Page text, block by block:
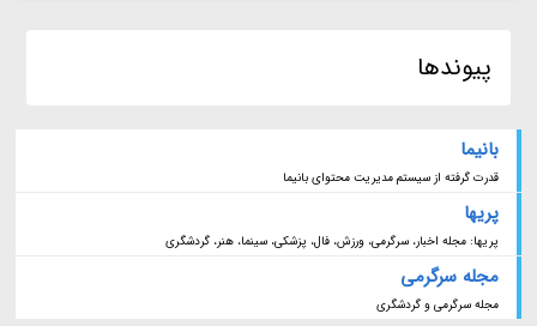
پیوندها
بانیما
قدرت گرفته از سیستم مدیریت محتوای بانیما
پریها
پریها: مجله اخبار، سرگرمی، ورزش، فال، پزشکی، سینما، هنر، گردشگری
مجله سرگرمی
مجله سرگرمی و گردشگری